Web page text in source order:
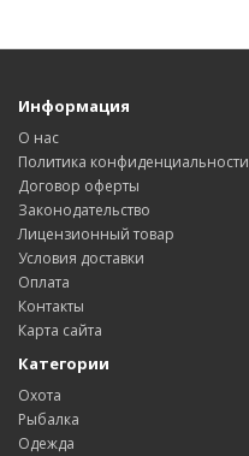
Информация
О нас
Политика конфиденциальности
Договор оферты
Законодательство
Лицензионный товар
Условия доставки
Оплата
Контакты
Карта сайта
Категории
Охота
Рыбалка
Одежда